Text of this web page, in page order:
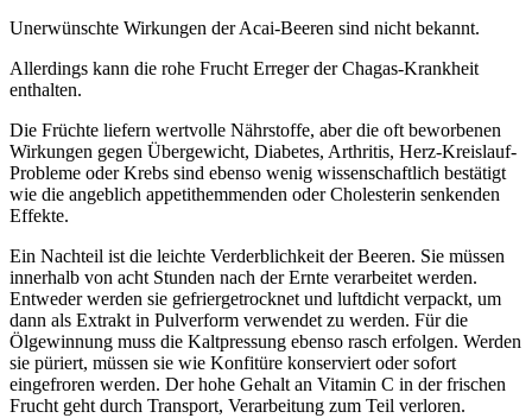
Unerwünschte Wirkungen der Acai-Beeren sind nicht bekannt.
Allerdings kann die rohe Frucht Erreger der Chagas-Krankheit
enthalten.
Die Früchte liefern wertvolle Nährstoffe, aber die oft beworbenen
Wirkungen gegen Übergewicht, Diabetes, Arthritis, Herz-Kreislauf-
Probleme oder Krebs sind ebenso wenig wissenschaftlich bestätigt
wie die angeblich appetithemmenden oder Cholesterin senkenden
Effekte.
Ein Nachteil ist die leichte Verderblichkeit der Beeren. Sie müssen
innerhalb von acht Stunden nach der Ernte verarbeitet werden.
Entweder werden sie gefriergetrocknet und luftdicht verpackt, um
dann als Extrakt in Pulverform verwendet zu werden. Für die
Ölgewinnung muss die Kaltpressung ebenso rasch erfolgen. Werden
sie püriert, müssen sie wie Konfitüre konserviert oder sofort
eingefroren werden. Der hohe Gehalt an Vitamin C in der frischen
Frucht geht durch Transport, Verarbeitung zum Teil verloren.